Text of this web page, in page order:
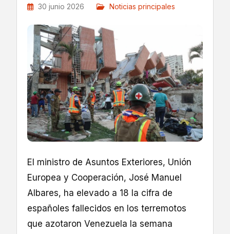
30 junio 2026 Noticias principales
El ministro de Asuntos Exteriores, Unión
Europea y Cooperación, José Manuel
Albares, ha elevado a 18 la cifra de
españoles fallecidos en los terremotos
que azotaron Venezuela la semana